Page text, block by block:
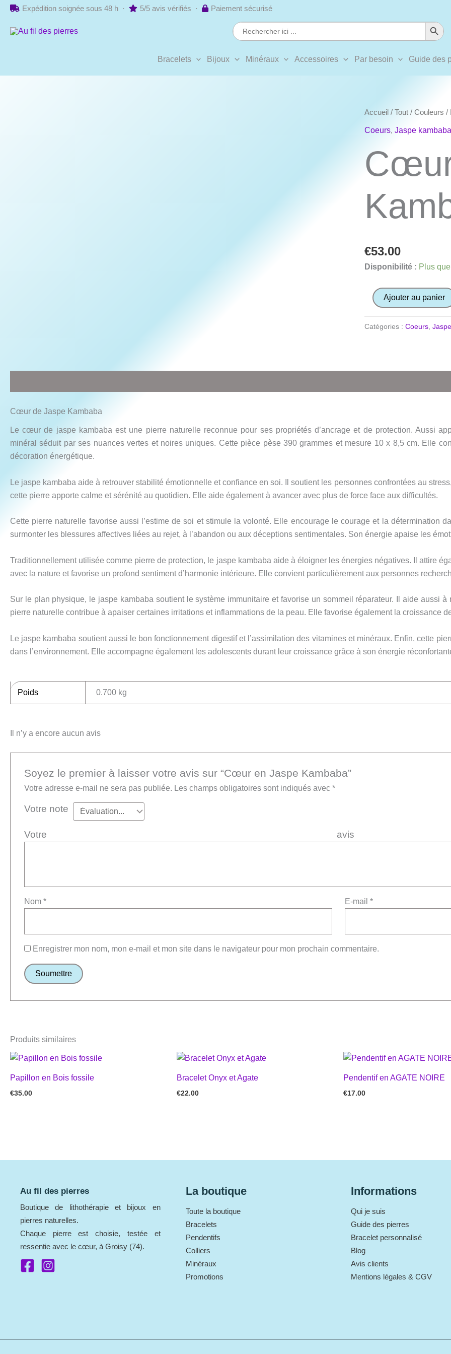
Aller
contenu
Expédition soignée sous 48 h · 5/5 avis vérifiés · Paiement sécurisé
Search
for:
Search Button
Bracelets Bijoux Minéraux Accessoires Par besoin Guide des
Accueil /Tout /Couleurs /
Coeurs,Jaspe kambaba
€53.00
Disponibilité : Plus
quantitéAjouter au panier
Catégories :Coeurs ,
Cœur de Jaspe Kambaba
Le cœur de jaspe kambaba est une pierre naturelle reconnue pour ses propriétés d’ancrage et de protection. Aussi
minéral séduit par ses nuances vertes et noires uniques. Cette pièce pèse 390 grammes et mesure 10 x 8,5 cm. Elle
décoration énergétique.
Le jaspe kambaba aide à retrouver stabilité émotionnelle et confiance en soi. Il soutient les personnes confrontées au
cette pierre apporte calme et sérénité au quotidien. Elle aide également à avancer avec plus de force face aux difficultés.
Cette pierre naturelle favorise aussi l’estime de soi et stimule la volonté. Elle encourage le courage et la détermination
surmonter les blessures affectives liées au rejet, à l’abandon ou aux déceptions sentimentales. Son énergie apaise les
Traditionnellement utilisée comme pierre de protection, le jaspe kambaba aide à éloigner les énergies négatives. Il attire
avec la nature et favorise un profond sentiment d’harmonie intérieure. Elle convient particulièrement aux personnes
Sur le plan physique, le jaspe kambaba soutient le système immunitaire et favorise un sommeil réparateur. Il aide aussi
pierre naturelle contribue à apaiser certaines irritations et inflammations de la peau. Elle favorise également la croissance
Le jaspe kambaba soutient aussi le bon fonctionnement digestif et l’assimilation des vitamines et minéraux. Enfin, cette
dans l’environnement. Elle accompagne également les adolescents durant leur croissance grâce à son énergie
Poids 0.700 kg
Il n’y a encore aucun avis
Soyez le premier à laisser votre avis sur “Cœur en Jaspe Kambaba”
Votre adresse e-mail ne sera pas publiée. Les champs obligatoires sont indiqués avec *
Votre note
Votre
Nom * E-mail *
Enregistrer mon nom, mon e-mail et mon site dans le navigateur pour mon prochain commentaire.
Produits similaires
Papillon en Bois fossile
€35.00
Bracelet Onyx et Agate
€22.00
Pendentif en AGATE NOIRE
€17.00
Au fil des pierres
Boutique de lithothérapie et bijoux en
pierres naturelles.
Chaque pierre est choisie, testée et
ressentie avec le cœur, à Groisy (74).
La boutique
Toute la boutique
Bracelets
Pendentifs
Colliers
Minéraux
Promotions
Informations
Qui je suis
Guide des pierres
Bracelet personnalisé
Blog
Avis clients
Mentions légales & CGV